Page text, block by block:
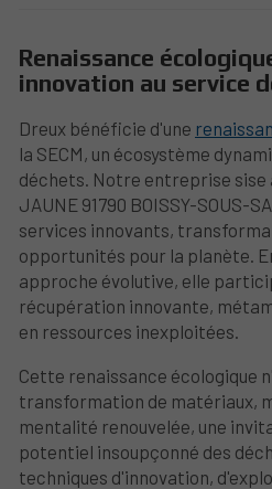
Renaissance
innovation au service
Dreux bénéficie d'une
la SECM, un écosystème
déchets. Notre entreprise sise
JAUNE 91790 BOISSY-SOUS-
services innovants,
opportunités pour la planète.
approche évolutive, elle
récupération innovante,
en ressources inexploitées.
Cette renaissance écologique
transformation de matériaux,
mentalité renouvelée, une
potentiel insoupçonné des
techniques d'innovation,